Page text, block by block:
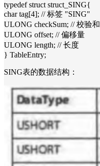
typedef struct struct_SING{
char tag[4]; // 标签 "SING"
ULONG checkSum; // 校验和
ULONG offset; // 偏移量
ULONG length; // 长度
} TableEntry;
SING表的数据结构：